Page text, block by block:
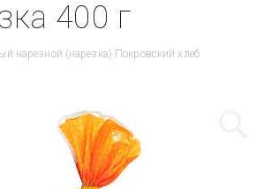
400 г
нарезной (нарезка) Покровский хлеб